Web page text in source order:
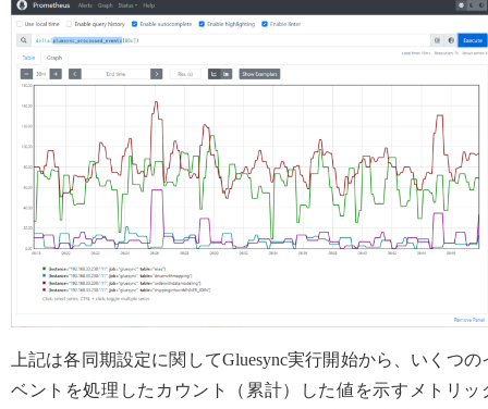
上記は各同期設定に関してGluesync実行開始から、いくつの
ベントを処理したカウント（累計）した値を示すメトリッ